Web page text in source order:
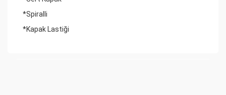
*Spiralli
*Kapak Lastiği